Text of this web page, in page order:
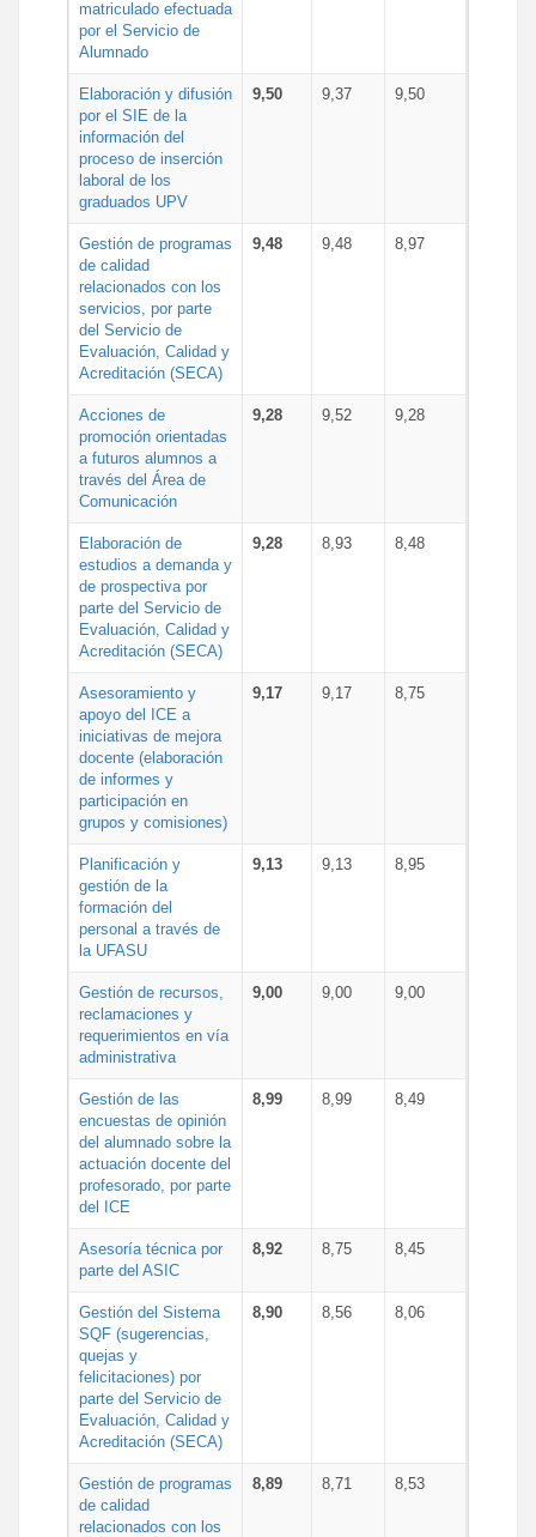
matriculado efectuada
por el Servicio de
Alumnado
Elaboración y difusión
por el SIE de la
información del
proceso de inserción
laboral de los
graduados UPV
9,50 9,37 9,50
Gestión de programas
de calidad
relacionados con los
servicios, por parte
del Servicio de
Evaluación, Calidad y
Acreditación (SECA)
9,48 9,48 8,97
Acciones de
promoción orientadas
a futuros alumnos a
través del Área de
Comunicación
9,28 9,52 9,28
Elaboración de
estudios a demanda y
de prospectiva por
parte del Servicio de
Evaluación, Calidad y
Acreditación (SECA)
9,28 8,93 8,48
Asesoramiento y
apoyo del ICE a
iniciativas de mejora
docente (elaboración
de informes y
participación en
grupos y comisiones)
9,17 9,17 8,75
Planificación y
gestión de la
formación del
personal a través de
la UFASU
9,13 9,13 8,95
Gestión de recursos,
reclamaciones y
requerimientos en vía
administrativa
9,00 9,00 9,00
Gestión de las
encuestas de opinión
del alumnado sobre la
actuación docente del
profesorado, por parte
del ICE
8,99 8,99 8,49
Asesoría técnica por
parte del ASIC
8,92 8,75 8,45
Gestión del Sistema
SQF (sugerencias,
quejas y
felicitaciones) por
parte del Servicio de
Evaluación, Calidad y
Acreditación (SECA)
8,90 8,56 8,06
Gestión de programas
de calidad
relacionados con los
8,89 8,71 8,53